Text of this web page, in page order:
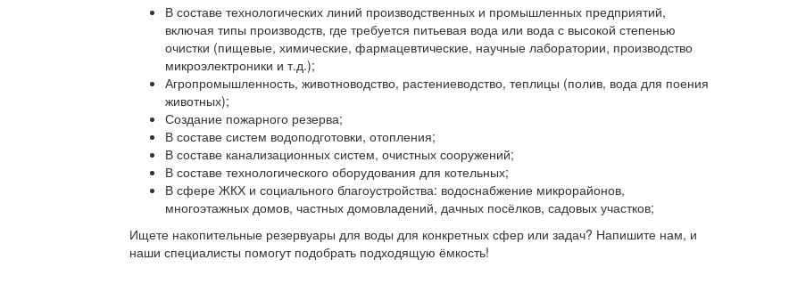
В составе технологических линий производственных и промышленных предприятий,
включая типы производств, где требуется питьевая вода или вода с высокой степенью
очистки (пищевые, химические, фармацевтические, научные лаборатории, производство
микроэлектроники и т.д.);
Агропромышленность, животноводство, растениеводство, теплицы (полив, вода для поения
животных);
Создание пожарного резерва;
В составе систем водоподготовки, отопления;
В составе канализационных систем, очистных сооружений;
В составе технологического оборудования для котельных;
В сфере ЖКХ и социального благоустройства: водоснабжение микрорайонов,
многоэтажных домов, частных домовладений, дачных посёлков, садовых участков;
Ищете накопительные резервуары для воды для конкретных сфер или задач? Напишите нам, и
наши специалисты помогут подобрать подходящую ёмкость!